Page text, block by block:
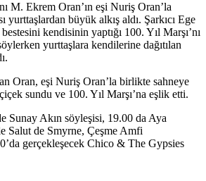
M. Ekrem Oran’ın eşi Nuriş Oran’la
yurttaşlardan büyük alkış aldı. Şarkıcı Ege
kendisinin yaptığı 100. Yıl Marşı’nı
yurttaşlara kendilerine dağıtılan
Oran, eşi Nuriş Oran’la birlikte sahneye
sundu ve 100. Yıl Marşı’na eşlik etti.
Sunay Akın söyleşisi, 19.00 da Aya
Salut de Smyrne, Çeşme Amfi
gerçekleşecek Chico & The Gypsies